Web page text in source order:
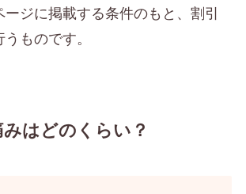
ージに掲載する条件のもと、割引
ものです。
はどのくらい？